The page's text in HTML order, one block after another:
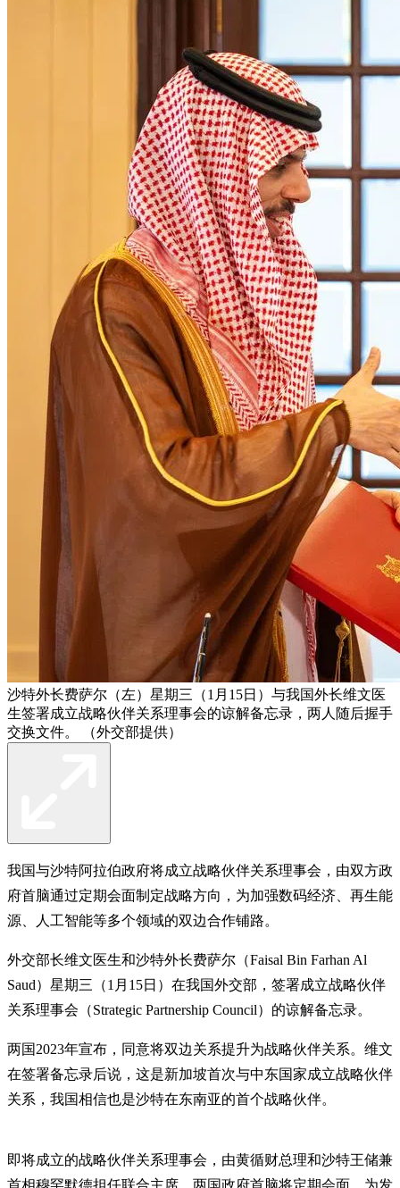
沙特外长费萨尔（左）星期三（1月15日）与我国外长维文医
生签署成立战略伙伴关系理事会的谅解备忘录，两人随后握手
交换文件。 （外交部提供）
我国与沙特阿拉伯政府将成立战略伙伴关系理事会，由双方政
府首脑通过定期会面制定战略方向，为加强数码经济、再生能
源、人工智能等多个领域的双边合作铺路。
外交部长维文医生和沙特外长费萨尔（Faisal Bin Farhan Al
Saud）星期三（1月15日）在我国外交部，签署成立战略伙伴
关系理事会（Strategic Partnership Council）的谅解备忘录。
两国2023年宣布，同意将双边关系提升为战略伙伴关系。维文
在签署备忘录后说，这是新加坡首次与中东国家成立战略伙伴
关系，我国相信也是沙特在东南亚的首个战略伙伴。
即将成立的战略伙伴关系理事会，由黄循财总理和沙特王储兼
首相穆罕默德担任联合主席。两国政府首脑将定期会面，为发